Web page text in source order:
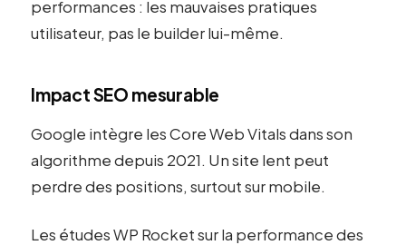
performances : les mauvaises pratiques
utilisateur, pas le builder lui-même.
Impact SEO mesurable
Google intègre les Core Web Vitals dans son
algorithme depuis 2021. Un site lent peut
perdre des positions, surtout sur mobile.
Les études WP Rocket sur la performance des